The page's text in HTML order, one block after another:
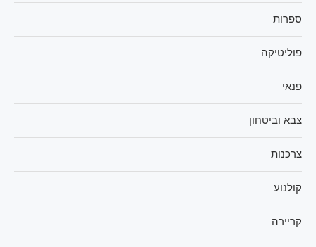
ספרות
פוליטיקה
פנאי
צבא וביטחון
צרכנות
קולנוע
קריירה